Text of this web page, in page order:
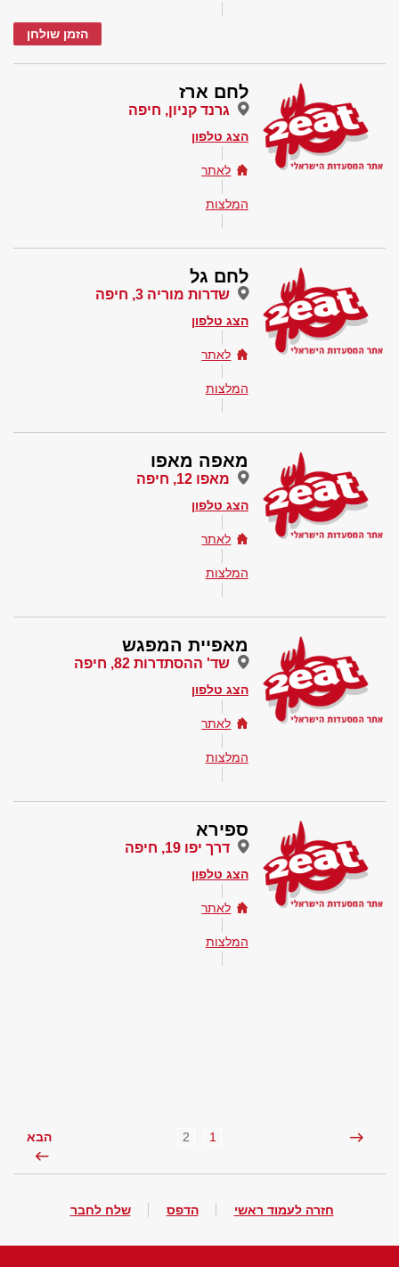
הזמן שולחן
לחם ארז
גרנד קניון, חיפה
הצג טלפון
לאתר
המלצות
לחם גל
שדרות מוריה 3, חיפה
הצג טלפון
לאתר
המלצות
מאפה מאפו
מאפו 12, חיפה
הצג טלפון
לאתר
המלצות
מאפיית המפגש
שד' ההסתדרות 82, חיפה
הצג טלפון
לאתר
המלצות
ספירא
דרך יפו 19, חיפה
הצג טלפון
לאתר
המלצות
1
2 הבא
חזרה לעמוד ראשי הדפס שלח לחבר